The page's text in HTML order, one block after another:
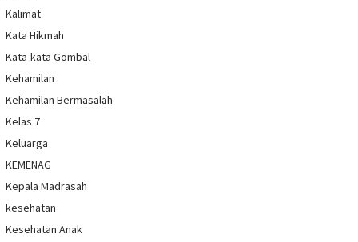
Kalimat
Kata Hikmah
Kata-kata Gombal
Kehamilan
Kehamilan Bermasalah
Kelas 7
Keluarga
KEMENAG
Kepala Madrasah
kesehatan
Kesehatan Anak